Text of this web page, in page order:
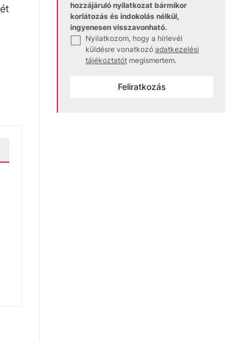
hozzájáruló nyilatkozat bármikor
korlátozás és indokolás nélkül,
ingyenesen visszavonható.
Nyilatkozom, hogy a hírlevél
küldésre vonatkozó adatkezelési
tájékoztatót megismertem.
Feliratkozás